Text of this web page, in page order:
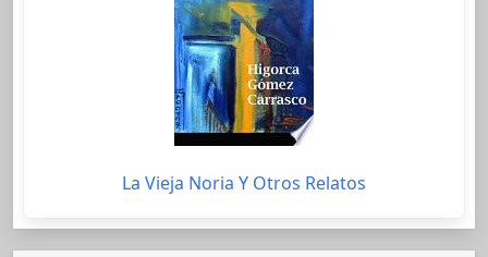
La Vieja Noria Y Otros Relatos